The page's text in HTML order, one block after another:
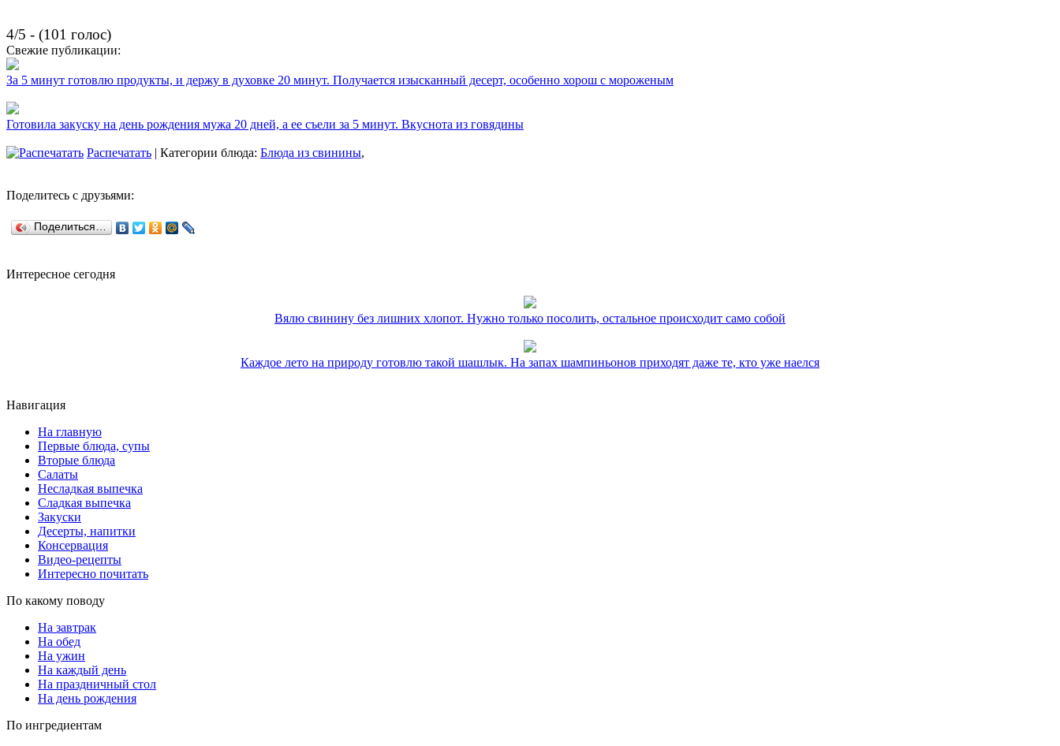
4/5 - (101 голос)
Свежие публикации:
За 5 минут готовлю продукты, и держу в духовке 20 минут. Получается изысканный десерт, особенно хорош с мороженым
Готовила закуску на день рождения мужа 20 дней, а ее съели за 5 минут. Вкуснота из говядины
Распечатать | Категории блюда: Блюда из свинины,
Поделитесь с друзьями:
Поделиться…
Интересное сегодня
Вялю свинину без лишних хлопот. Нужно только посолить, остальное происходит само собой
Каждое лето на природу готовлю такой шашлык. На запах шампиньонов приходят даже те, кто уже наелся
Навигация
На главную
Первые блюда, супы
Вторые блюда
Салаты
Несладкая выпечка
Сладкая выпечка
Закуски
Десерты, напитки
Консервация
Видео-рецепты
Интересно почитать
По какому поводу
На завтрак
На обед
На ужин
На каждый день
На праздничный стол
На день рождения
По ингредиентам